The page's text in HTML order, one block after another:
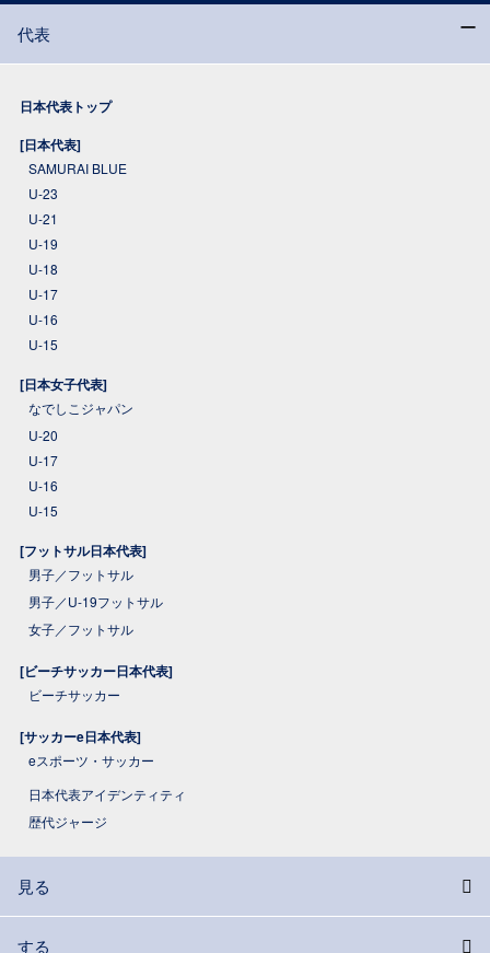
代表
日本代表トップ
[日本代表]
SAMURAI BLUE
U-23
U-21
U-19
U-18
U-17
U-16
U-15
[日本女子代表]
なでしこジャパン
U-20
U-17
U-16
U-15
[フットサル日本代表]
男子／フットサル
男子／U-19フットサル
女子／フットサル
[ビーチサッカー日本代表]
ビーチサッカー
[サッカーe日本代表]
eスポーツ・サッカー
日本代表アイデンティティ
歴代ジャージ
見る
する